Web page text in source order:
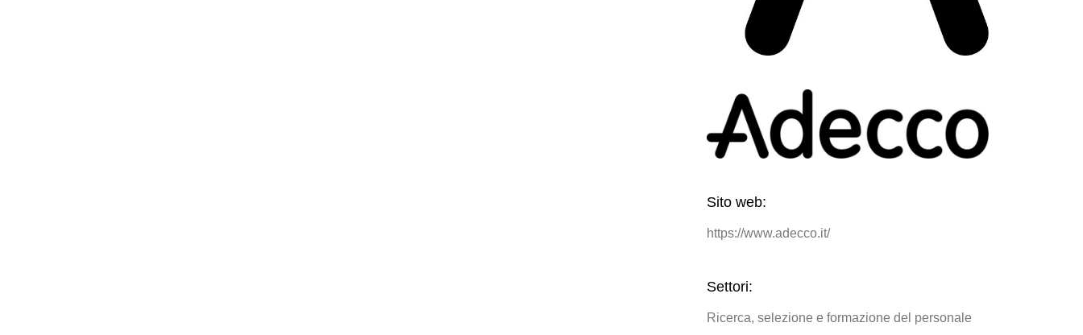
Sito web:
https://www.adecco.it/
Settori:
Ricerca, selezione e formazione del personale